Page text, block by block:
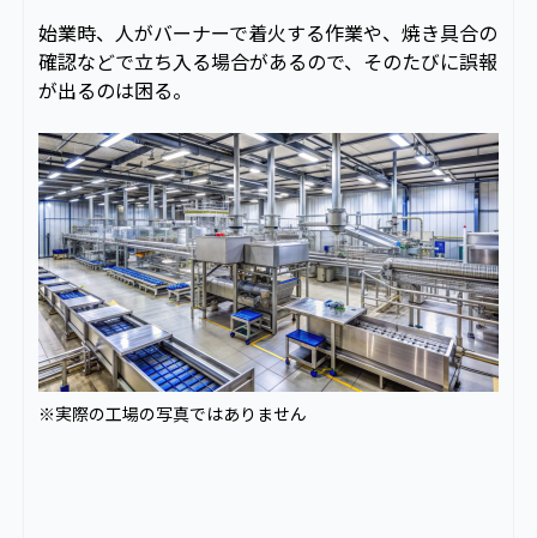
始業時、人がバーナーで着火する作業や、焼き具合の
確認などで立ち入る場合があるので、そのたびに誤報
が出るのは困る。
※実際の工場の写真ではありません